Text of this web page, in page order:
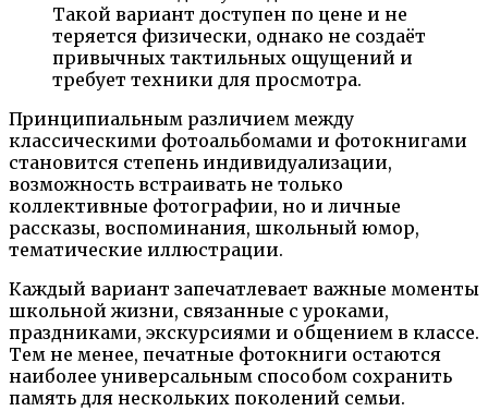
Такой вариант доступен по цене и не
теряется физически, однако не создаёт
привычных тактильных ощущений и
требует техники для просмотра.
Принципиальным различием между
классическими фотоальбомами и фотокнигами
становится степень индивидуализации,
возможность встраивать не только
коллективные фотографии, но и личные
рассказы, воспоминания, школьный юмор,
тематические иллюстрации.
Каждый вариант запечатлевает важные моменты
школьной жизни, связанные с уроками,
праздниками, экскурсиями и общением в классе.
Тем не менее, печатные фотокниги остаются
наиболее универсальным способом сохранить
память для нескольких поколений семьи.